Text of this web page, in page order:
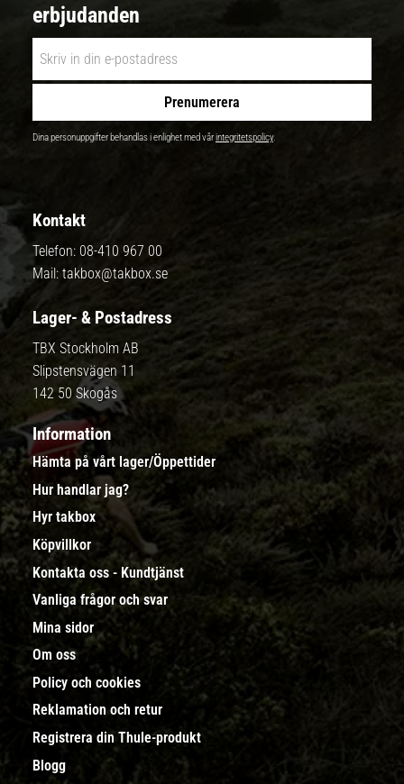
erbjudanden
Prenumerera
Dina personuppgifter behandlas i enlighet med vårintegritetspolicy.
Kontakt
Telefon: 08-410 967 00
Mail: takbox@takbox.se
Lager- & Postadress
TBX Stockholm AB
Slipstensvägen 11
142 50 Skogås
Information
Hämta på vårt lager/Öppettider
Hur handlar jag?
Hyr takbox
Köpvillkor
Kontakta oss - Kundtjänst
Vanliga frågor och svar
Mina sidor
Om oss
Policy och cookies
Reklamation och retur
Registrera din Thule-produkt
Blogg